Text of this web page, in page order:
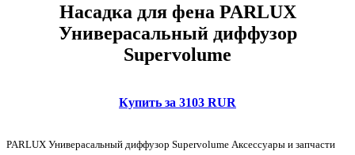
Насадка для фена PARLUX
Универасальный диффузор
Supervolume
Купить за 3103 RUR
PARLUX Универасальный диффузор Supervolume Аксессуары и запчасти